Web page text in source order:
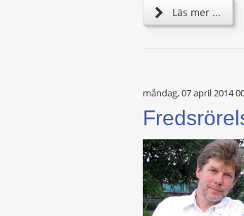
Läs mer ...
måndag, 07 april 2014